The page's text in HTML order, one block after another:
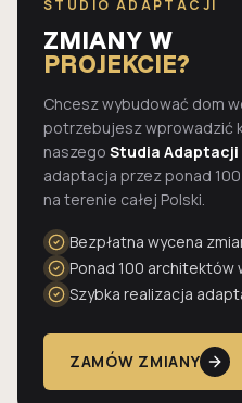
STUDIO ADAPTACJI
ZMIANY W
PROJEKCIE?
Chcesz wybudować dom
potrzebujesz wprowadzić
naszego Studia Adaptacji
adaptacja przez ponad
na terenie całej Polski.
Bezpłatna wycena
Ponad 100 architektów
Szybka realizacja
ZAMÓW ZMIANY